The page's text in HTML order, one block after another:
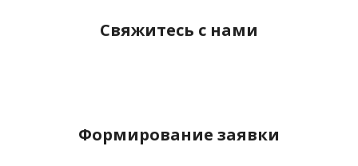
Свяжитесь с нами
Формирование заявки